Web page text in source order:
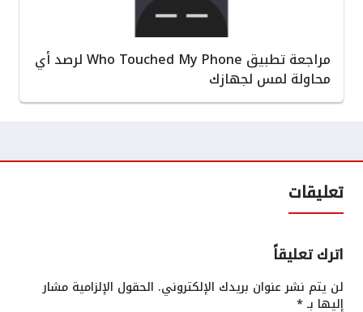
مراجعة تطبيق Who Touched My Phone لرصد أي
محاولة لمس لجهازك
تعليقات
اترك تعليقاً
لن يتم نشر عنوان بريدك الإلكتروني. الحقول الإلزامية مشار
إليها بـ*